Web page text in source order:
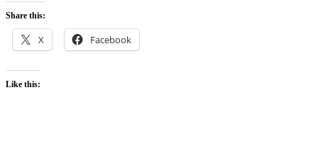
Share this:
X Facebook
Like this: